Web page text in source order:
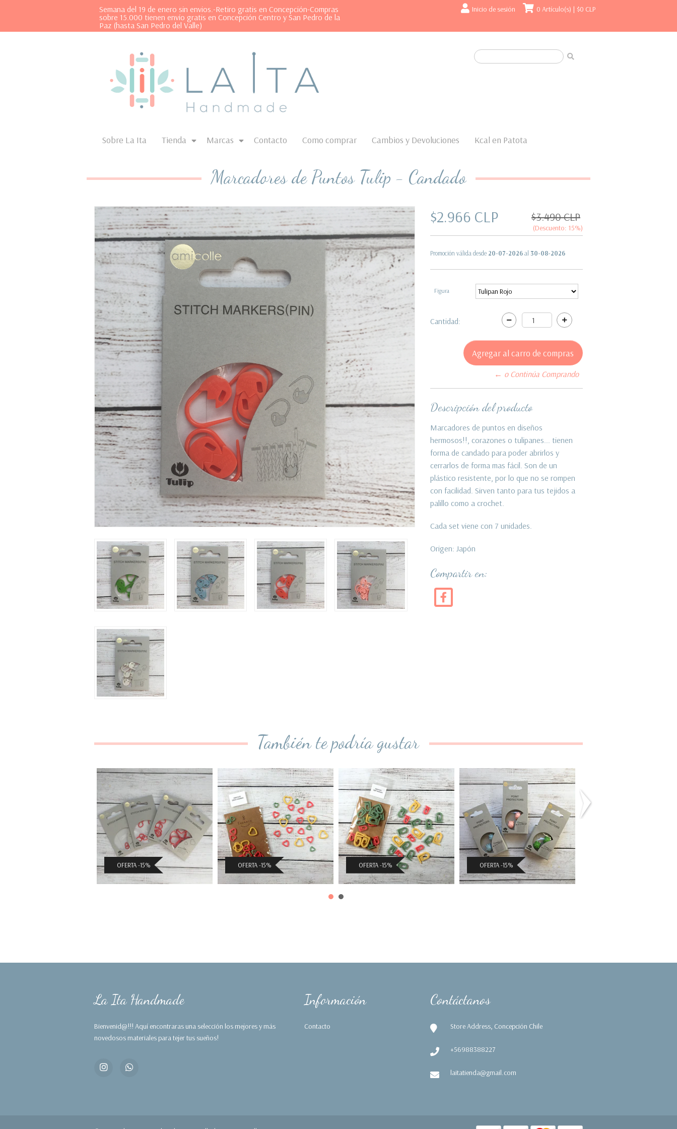
Semana del 19 de enero sin envios.-Retiro gratis en Concepción-Compras
sobre 15.000 tienen envío gratis en Concepción Centro y San Pedro de la
Paz (hasta San Pedro del Valle)
0 Artículo(s) | $0 CLP
Inicio de sesión
Sobre La Ita Tienda Marcas Contacto Como comprar Cambios y Devoluciones Kcal en Patota
Marcadores de Puntos Tulip - Candado
$2.966 CLP $3.490 CLP
(Descuento: 15%)
Promoción válida desde 20-07-2026al 30-08-2026
Figura
Cantidad:
← o Continúa Comprando
Descripción del producto
Marcadores de puntos en diseños
hermosos!!, corazones o tulipanes... tienen
forma de candado para poder abrirlos y
cerrarlos de forma mas fácil. Son de un
plástico resistente, por lo que no se rompen
con facilidad. Sirven tanto para tus tejidos a
palillo como a crochet.
Cada set viene con 7 unidades.
Origen: Japón
Compartir en:
También te podría gustar
Marcadores de
Puntos Tulip ...
$2.966 CLP
($3.490 CLP)
OFERTA -15%
Marcadores de
Puntos Seekni...
$2.541 CLP
($2.990 CLP)
OFERTA -15%
Marcadores de
Puntos Seekni...
$2.966 CLP
($3.490 CLP)
OFERTA -15%
Protectores de
Palillos
$3.391 CLP
($3.990 CLP)
OFERTA -15%
La Ita Handmade
Bienvenid@!!! Aquí encontraras una selección los mejores y más
novedosos materiales para tejer tus sueños!
Información
Contacto
Contáctanos
Store Address, Concepción Chile
+56988388227
laitatienda@gmail.com